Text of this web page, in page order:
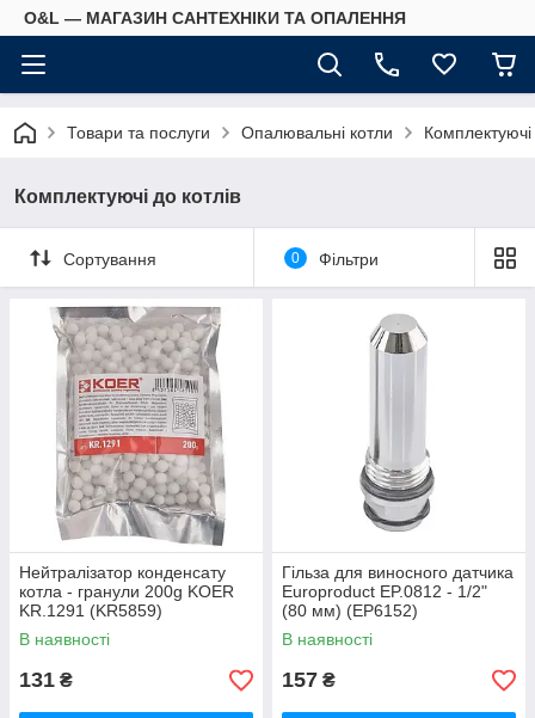
O&L — МАГАЗИН САНТЕХНІКИ ТА ОПАЛЕННЯ
Товари та послуги Опалювальні котли Комплектуючі
Комплектуючі до котлів
Сортування 0 Фільтри
Нейтралізатор конденсату
котла - гранули 200g KOER
KR.1291 (KR5859)
В наявності
131 ₴
Гільза для виносного датчика
Europroduct EP.0812 - 1/2"
(80 мм) (EP6152)
В наявності
157 ₴